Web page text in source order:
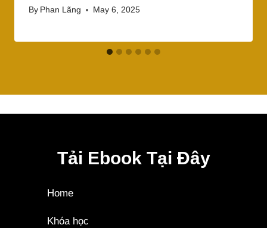
By Phan Lãng May 6, 2025
Tải Ebook Tại Đây
Home
Khóa học